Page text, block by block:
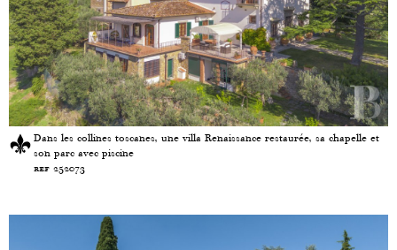
Dans les collines toscanes, une villa Renaissance restaurée, sa chapelle et
son parc avec piscine
ref 252073